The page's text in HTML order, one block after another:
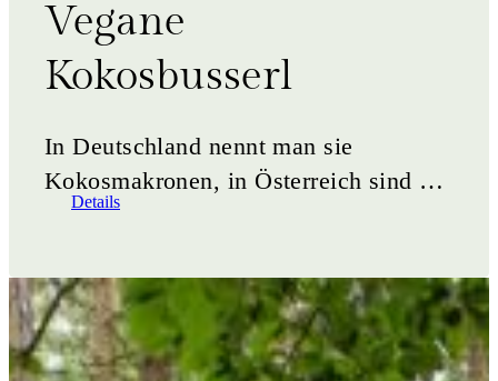
Vegane
Kokosbusserl
In Deutschland nennt man sie
Kokosmakronen, in Österreich sind es
die Kokosbusserl – köstliche, saftige
intensiven&hellip;
Details